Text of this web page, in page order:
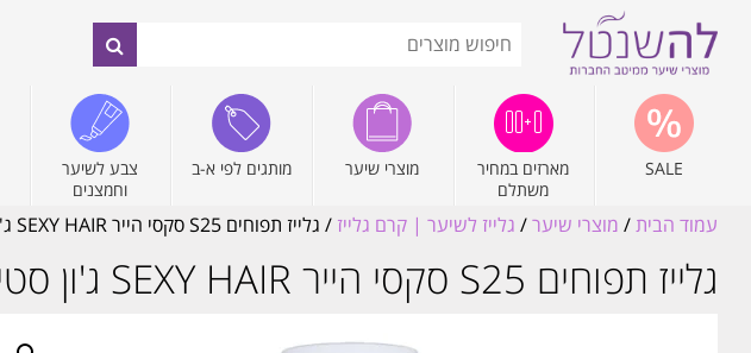
SALE
מארזים במחיר
משתלם
מוצרי שיער מותגים לפי א-ב
צבע לשיער
וחמצנים
עמוד הבית/ מוצרי שיער/ גלייז לשיער | קרם גלייז / גלייז תפוחים S25 סקסי הייר SEXY HAIR ג'ון סטייל 1000 מ"ל לעיצוב השיער
גלייז תפוחים S25 סקסי הייר SEXY HAIR ג'ון סטייל 1000 מ"ל לעיצוב השיער